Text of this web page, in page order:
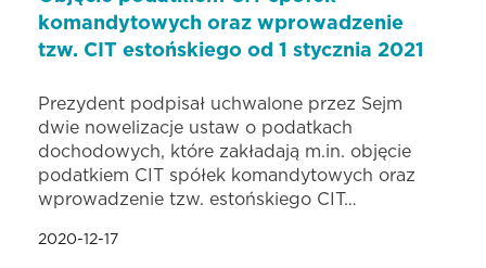
komandytowych oraz wprowadzenie
tzw. CIT estońskiego od 1 stycznia 2021
Prezydent podpisał uchwalone przez Sejm
dwie nowelizacje ustaw o podatkach
dochodowych, które zakładają m.in. objęcie
podatkiem CIT spółek komandytowych oraz
wprowadzenie tzw. estońskiego CIT…
2020-12-17